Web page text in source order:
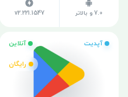
7.0 و بالاتر v2.221.1547
آپدیت آنلاین
رایگان